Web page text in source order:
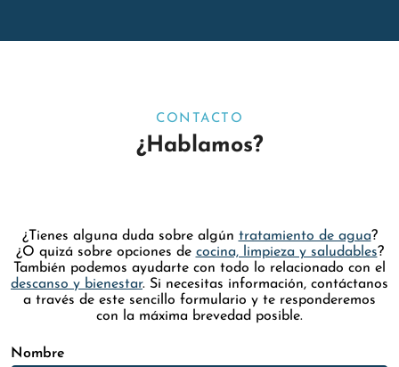
CONTACTO
¿Hablamos?
¿Tienes alguna duda sobre algún tratamiento de agua?
¿O quizá sobre opciones de cocina, limpieza y saludables?
También podemos ayudarte con todo lo relacionado con el
descanso y bienestar. Si necesitas información, contáctanos
a través de este sencillo formulario y te responderemos
con la máxima brevedad posible.
Nombre